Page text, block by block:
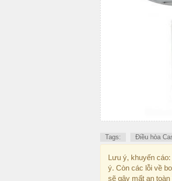
Tags: Điều hòa
Lưu ý, khuyến
ý. Còn các lỗi về
sẽ gây mất an